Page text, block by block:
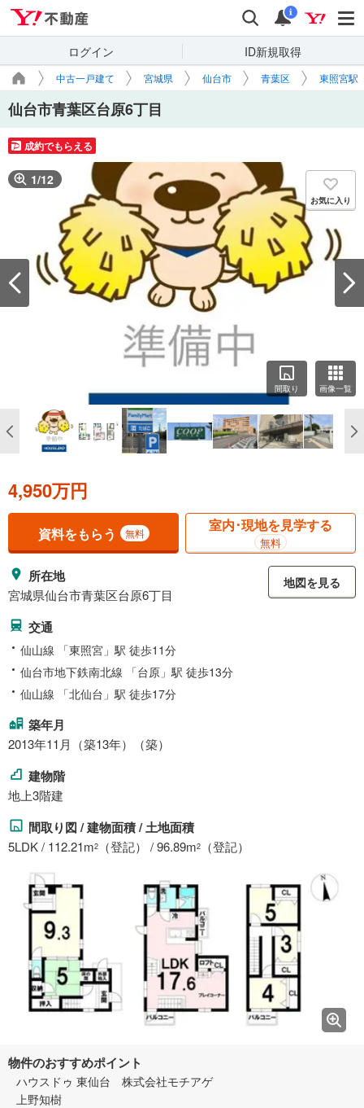
検索 通知
i
ログイン ID新規取得
中古一戸建て 宮城県 仙台市 青葉区 東照宮駅
仙台市青葉区台原6丁目
成約でもらえる
1/12
お気に入り
間取り 画像一覧
4,950万円
資料をもらう 無料 室内･現地を見学する
無料
所在地
宮城県仙台市青葉区台原6丁目
地図を見る
交通
仙山線 「東照宮」駅 徒歩11分
仙台市地下鉄南北線 「台原」駅 徒歩13分
仙山線 「北仙台」駅 徒歩17分
築年月
2013年11月（築13年）（築）
建物階
地上3階建
間取り図 / 建物面積 / 土地面積
5LDK / 112.21m2 （登記） / 96.89m2 （登記）
物件のおすすめポイント
ハウスドゥ 東仙台 株式会社モチアゲ
上野知樹